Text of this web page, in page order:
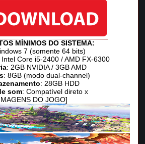
MÍNIMOS DO SISTEMA:
7 (somente 64 bits)
Intel Core i5-2400 / AMD FX-6300
: 2GB NVIDIA / 3GB AMD
: 8GB (modo dual-channel)
: 28GB HDD
som: Compatível direto x
DO JOGO]